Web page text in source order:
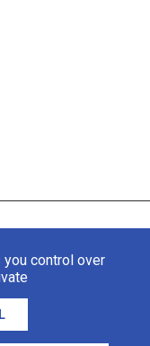
cookies
control over